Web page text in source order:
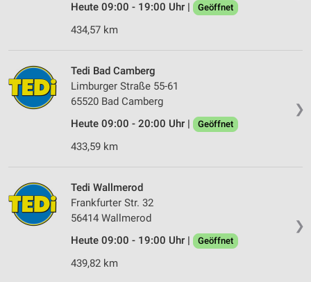
Heute 09:00 - 19:00 Uhr |
Geöffnet
434,57 km
❯
Tedi Bad Camberg
Limburger Straße 55-61
65520 Bad Camberg
Heute 09:00 - 20:00 Uhr |
Geöffnet
433,59 km
❯
Tedi Wallmerod
Frankfurter Str. 32
56414 Wallmerod
Heute 09:00 - 19:00 Uhr |
Geöffnet
439,82 km